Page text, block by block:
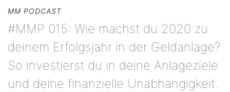
MM PODCAST
#MMP 015: Wie machst du 2020 zu
deinem Erfolgsjahr in der Geldanlage?
So investierst du in deine Anlageziele
und deine finanzielle Unabhängigkeit.